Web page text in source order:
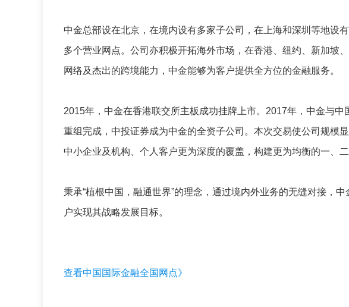
中金总部设在北京，在境内设有多家子公司，在上海和深圳等地设
多个营业网点。公司亦积极开拓海外市场，在香港、纽约、新加坡
网络及杰出的跨境能力，中金能够为客户提供全方位的金融服务。
2015年，中金在香港联交所主板成功挂牌上市。2017年，中金与
重组完成，中投证券成为中金的全资子公司。本次交易使公司规模
中小企业及机构、个人客户更为深度的覆盖，构建更为均衡的一、二
秉承“植根中国，融通世界”的理念，通过境内外业务的无缝对接，
户实现其战略发展目标。
查看中国国际金融全国网点》